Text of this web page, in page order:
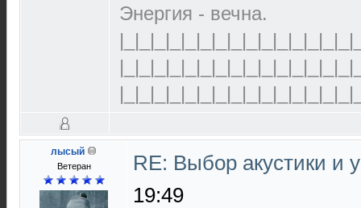
Энергия - вечна.
лысый
Ветеран
RE: Выбор акустики и
19:49